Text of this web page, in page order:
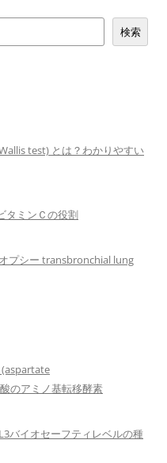
検索
test) とは？わかりやすい
タミンＣの役割
プシー transbronchial lung
(aspartate
のアミノ基転移酵素
バイオセーフティレベルの種